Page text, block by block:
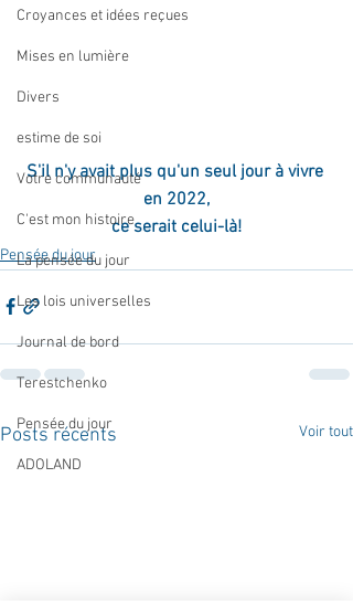
Croyances et idées reçues
Mises en lumière
Divers
estime de soi
Votre communauté
C'est mon histoire
La pensée du jour
Les lois universelles
Journal de bord
Terestchenko
Pensée du jour
ADOLAND
S'il n'y avait plus qu'un seul jour à vivre
en 2022,
ce serait celui-là!
Pensée du jour
Posts récents Voir tout